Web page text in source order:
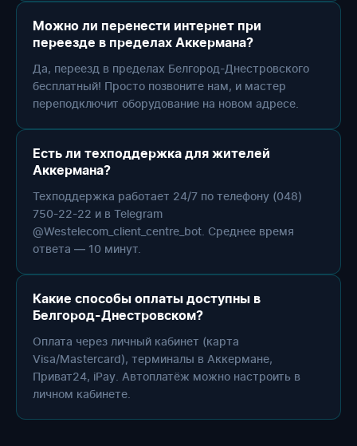
Можно ли перенести интернет при
переезде в пределах Аккермана?
Да, переезд в пределах Белгород-Днестровского
бесплатный! Просто позвоните нам, и мастер
переподключит оборудование на новом адресе.
Есть ли техподдержка для жителей
Аккермана?
Техподдержка работает 24/7 по телефону (048)
750-22-22 и в Telegram
@Westelecom_client_centre_bot. Среднее время
ответа — 10 минут.
Какие способы оплаты доступны в
Белгород-Днестровском?
Оплата через личный кабинет (карта
Visa/Mastercard), терминалы в Аккермане,
Приват24, iPay. Автоплатёж можно настроить в
личном кабинете.